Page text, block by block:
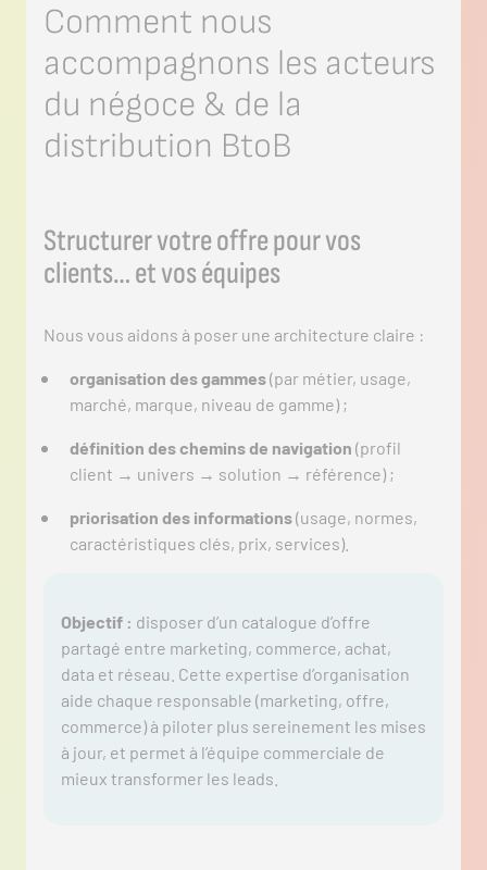
Comment nous
accompagnons les acteurs
du négoce & de la
distribution BtoB
Structurer votre offre pour vos
clients… et vos équipes
Nous vous aidons à poser une architecture claire :
organisation des gammes(par métier, usage,
marché, marque, niveau de gamme) ;
définition des chemins de navigation (profil
client → univers → solution → référence) ;
priorisation des informations(usage, normes,
caractéristiques clés, prix, services).
Objectif : disposer d’un catalogue d’offre
partagé entre marketing, commerce, achat,
data et réseau. Cette expertise d’organisation
aide chaque responsable (marketing, offre,
commerce) à piloter plus sereinement les mises
à jour, et permet à l’équipe commerciale de
mieux transformer les leads.